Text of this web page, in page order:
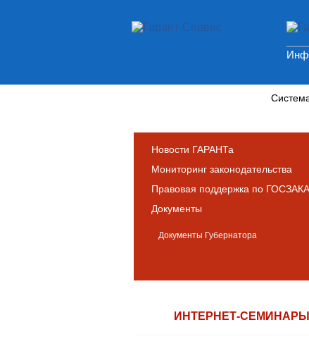
Новости ГАРАНТа
Мониторинг законодательства
Правовая поддержка по
Документы
Документы Губернатора
ИНТЕРНЕТ-СЕМИНАРЫ